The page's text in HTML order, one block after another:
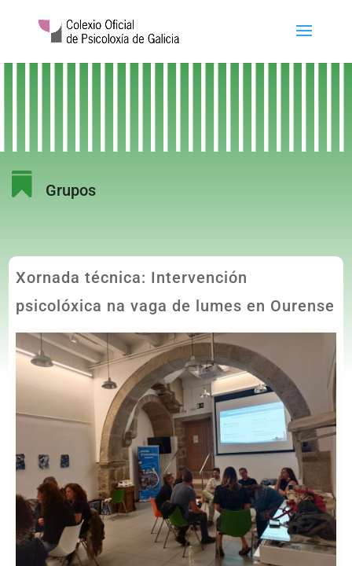
 Grupos
Xornada técnica: Intervención
psicolóxica na vaga de lumes en Ourense